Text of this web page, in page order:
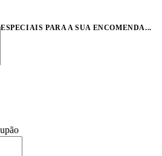
PARA A SUA ENCOMENDA...